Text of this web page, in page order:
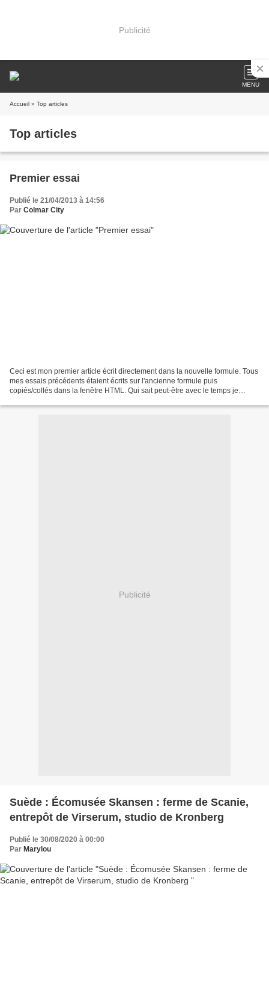
Publicité
MENU
Accueil » Top articles
Top articles
Premier essai
Publié le 21/04/2013 à 14:56
Par Colmar City
Ceci est mon premier article écrit directement dans la nouvelle formule. Tous
mes essais précédents étaient écrits sur l'ancienne formule puis
copiés/collés dans la fenêtre HTML. Qui sait peut-être avec le temps je
Publicité
Suède : Écomusée Skansen : ferme de Scanie,
entrepôt de Virserum, studio de Kronberg
Publié le 30/08/2020 à 00:00
Par Marylou